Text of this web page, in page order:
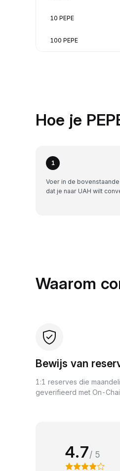
10 PEPE
100 PEPE
Hoe je
1
Voer in de
dat je naar UAH wilt
Waarom
Bewijs van
1:1 reserves die
geverifieerd met On-
4.7/ 5